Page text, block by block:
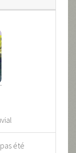
été